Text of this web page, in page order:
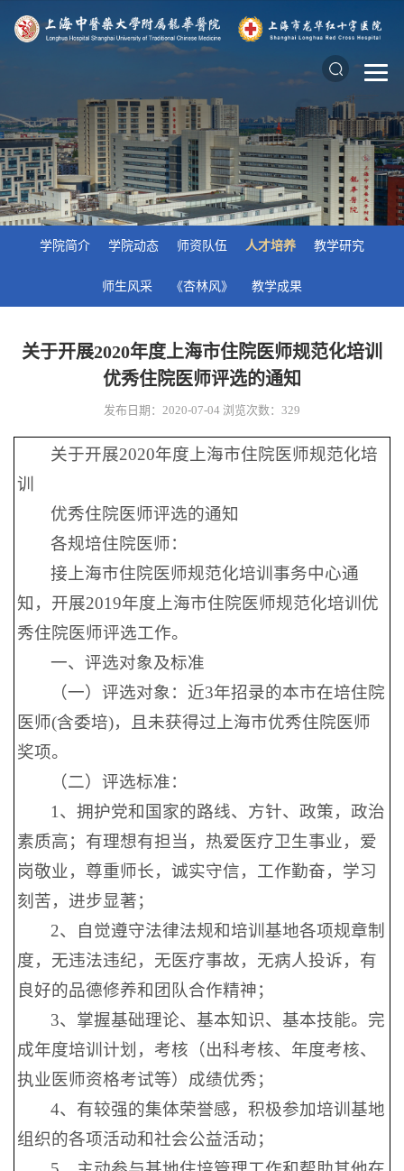
学院简介 学院动态 师资队伍 人才培养 教学研究
师生风采 《杏林风》 教学成果
关于开展2020年度上海市住院医师规范化培训
优秀住院医师评选的通知
发布日期：2020-07-04 浏览次数： 329
关于开展2020年度上海市住院医师规范化培
训
优秀住院医师评选的通知
各规培住院医师：
接上海市住院医师规范化培训事务中心通
知，开展2019年度上海市住院医师规范化培训优
秀住院医师评选工作。
一、评选对象及标准
（一）评选对象：近3年招录的本市在培住院
医师(含委培)，且未获得过上海市优秀住院医师
奖项。
（二）评选标准：
1、拥护党和国家的路线、方针、政策，政治
素质高；有理想有担当，热爱医疗卫生事业，爱
岗敬业，尊重师长，诚实守信，工作勤奋，学习
刻苦，进步显著；
2、自觉遵守法律法规和培训基地各项规章制
度，无违法违纪，无医疗事故，无病人投诉，有
良好的品德修养和团队合作精神；
3、掌握基础理论、基本知识、基本技能。完
成年度培训计划，考核（出科考核、年度考核、
执业医师资格考试等）成绩优秀；
4、有较强的集体荣誉感，积极参加培训基地
组织的各项活动和社会公益活动；